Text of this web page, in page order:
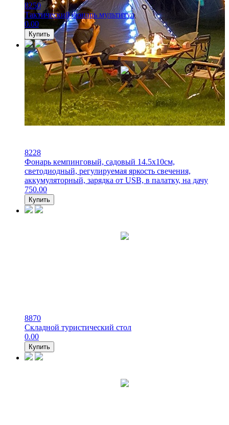
8250
Тактический фонарь мультитул
0.00
Купить
8228
Фонарь кемпинговый, садовый 14.5х10см,
светодиодный, регулируемая яркость свечения,
аккумуляторный, зарядка от USB, в палатку, на дачу
750.00
Купить
8870
Складной туристический стол
0.00
Купить